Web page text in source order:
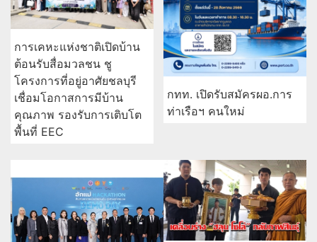
การเคหะแห่งชาติเปิดบ้าน
ต้อนรับสื่อมวลชน ชู
โครงการที่อยู่อาศัยชลบุรี
เชื่อมโอกาสการมีบ้าน
คุณภาพ รองรับการเติบโต
พื้นที่ EEC
กทท. เปิดรับสมัครผอ.การ
ท่าเรือฯ คนใหม่